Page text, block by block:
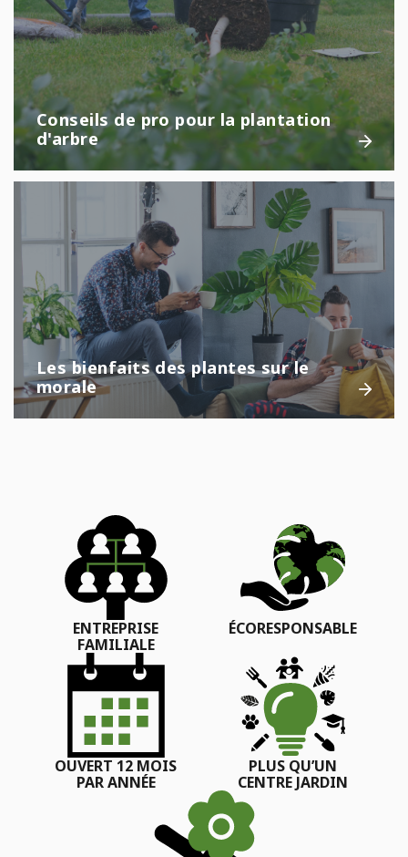
Conseils de pro pour la plantation
d'arbre
Les bienfaits des plantes sur le
morale
ENTREPRISE
FAMILIALE
ÉCORESPONSABLE
OUVERT 12 MOIS
PAR ANNÉE
PLUS QU’UN
CENTRE JARDIN